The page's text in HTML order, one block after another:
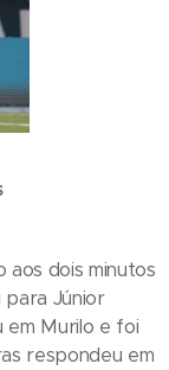
dois minutos
Júnior
em Murilo e foi
respondeu em